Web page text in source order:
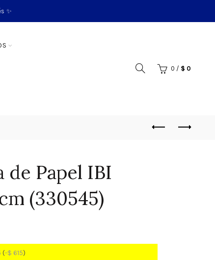
✨
0 / $ 0
Papel IBI
(330545)
(-$ 615)